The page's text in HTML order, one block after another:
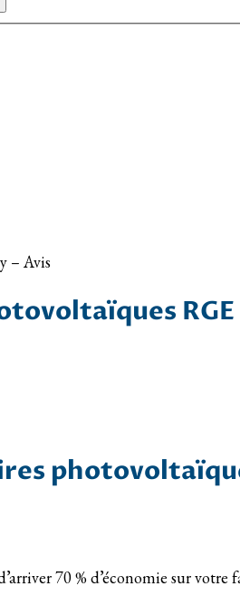
– Avis
RGE
70 % d’économie sur votre